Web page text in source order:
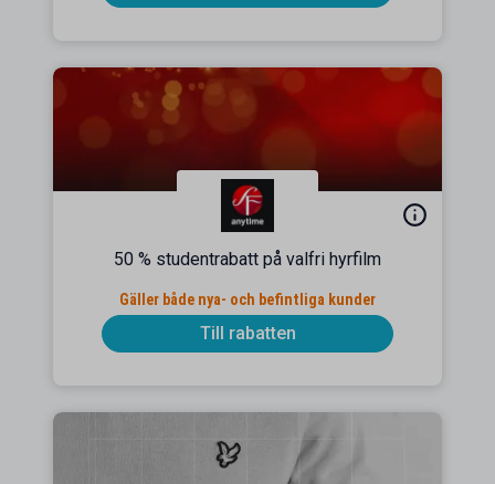
50 % studentrabatt på valfri hyrfilm
Gäller både nya- och befintliga kunder
Till rabatten